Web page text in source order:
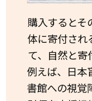
購入するとそ
体に寄付され
て、自然と寄
例えば、日本
書館への視覚